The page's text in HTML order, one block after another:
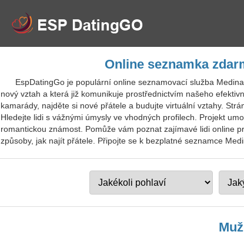
Online seznamka
EspDatingGo je populární online seznamovací služba
nový vztah a která již komunikuje prostřednictvím našeho
kamarády, najděte si nové přátele a budujte virtuální vztahy.
Hledejte lidi s vážnými úmysly ve vhodných profilech. Projekt
romantickou známost. Pomůže vám poznat zajímavé lidi online
způsoby, jak najít přátele. Připojte se k bezplatné seznamce